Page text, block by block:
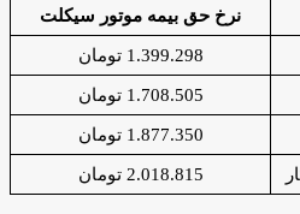
نرخ حق بیمه موتور سیکلت
1.399.298 تومان
1.708.505 تومان
1.877.350 تومان
2.018.815 تومان